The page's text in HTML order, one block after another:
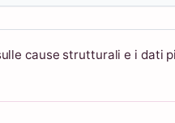
cause strutturali e i dati